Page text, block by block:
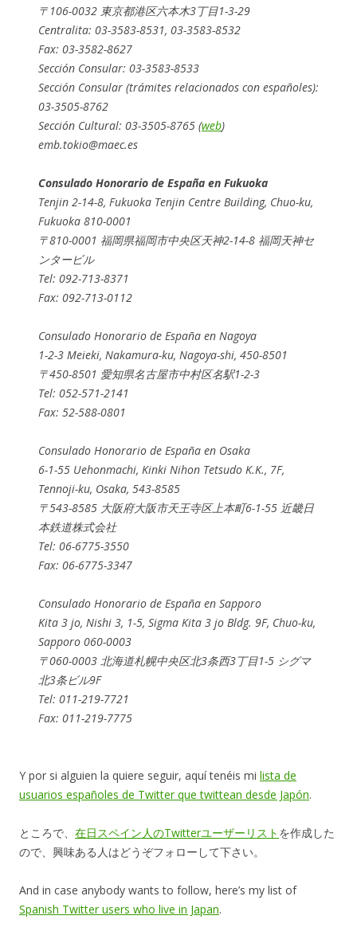
〒106-0032 東京都港区六本木3丁目1-3-29
Centralita: 03-3583-8531, 03-3583-8532
Fax: 03-3582-8627
Sección Consular: 03-3583-8533
Sección Consular (trámites relacionados con españoles):
03-3505-8762
Sección Cultural: 03-3505-8765 (web)
emb.tokio@maec.es
Consulado Honorario de España en Fukuoka
Tenjin 2-14-8, Fukuoka Tenjin Centre Building, Chuo-ku,
Fukuoka 810-0001
〒810-0001 福岡県福岡市中央区天神2-14-8 福岡天神セ
ンタービル
Tel: 092-713-8371
Fax: 092-713-0112
Consulado Honorario de España en Nagoya
1-2-3 Meieki, Nakamura-ku, Nagoya-shi, 450-8501
〒450-8501 愛知県名古屋市中村区名駅1-2-3
Tel: 052-571-2141
Fax: 52-588-0801
Consulado Honorario de España en Osaka
6-1-55 Uehonmachi, Kinki Nihon Tetsudo K.K., 7F,
Tennoji-ku, Osaka, 543-8585
〒543-8585 大阪府大阪市天王寺区上本町6-1-55 近畿日
本鉄道株式会社
Tel: 06-6775-3550
Fax: 06-6775-3347
Consulado Honorario de España en Sapporo
Kita 3 jo, Nishi 3, 1-5, Sigma Kita 3 jo Bldg. 9F, Chuo-ku,
Sapporo 060-0003
〒060-0003 北海道札幌中央区北3条西3丁目1-5 シグマ
北3条ビル9F
Tel: 011-219-7721
Fax: 011-219-7775
Y por si alguien la quiere seguir, aquí tenéis mi lista de
usuarios españoles de Twitter que twittean desde Japón.
ところで、 在日スペイン人のTwitterユーザーリスト を作成した
ので、興味ある人はどうぞフォローして下さい。
And in case anybody wants to follow, here’s my list of
Spanish Twitter users who live in Japan.